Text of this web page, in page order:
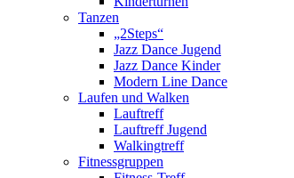
Tanzen
„2Steps“
Jazz Dance Jugend
Jazz Dance Kinder
Modern Line Dance
Laufen und Walken
Lauftreff
Lauftreff Jugend
Walkingtreff
Fitnessgruppen